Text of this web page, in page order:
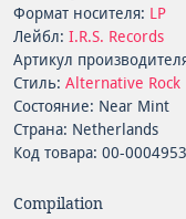
Формат носителя: LP
Лейбл: I.R.S. Records
Артикул
Стиль: Alternative Rock
Состояние: Near Mint
Страна: Netherlands
Код товара: 00-
Compilation